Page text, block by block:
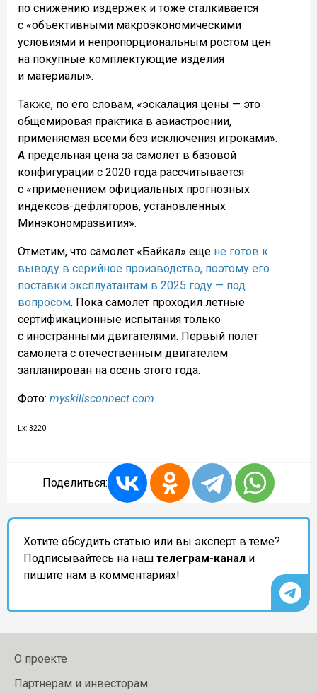
по снижению издержек и тоже сталкивается
с «объективными макроэкономическими
условиями и непропорциональным ростом цен
на покупные комплектующие изделия
и материалы».
Также, по его словам, «эскалация цены — это
общемировая практика в авиастроении,
применяемая всеми без исключения игроками».
А предельная цена за самолет в базовой
конфигурации с 2020 года рассчитывается
с «применением официальных прогнозных
индексов-дефляторов, установленных
Минэкономразвития».
Отметим, что самолет «Байкал» еще не готов к
выводу в серийное производство, поэтому его
поставки эксплуатантам в 2025 году — под
вопросом. Пока самолет проходил летные
сертификационные испытания только
с иностранными двигателями. Первый полет
самолета с отечественным двигателем
запланирован на осень этого года.
Фото: myskillsconnect.com
Lx: 3220
Поделиться:
Хотите обсудить статью или вы эксперт в теме?
Подписывайтесь на наш телеграм-канал и
пишите нам в комментариях!
О проекте
Партнерам и инвесторам